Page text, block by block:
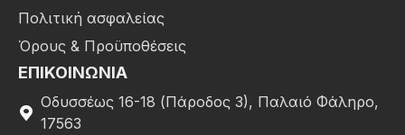
Πολιτική ασφαλείας
Όρους & Προϋποθέσεις
ΕΠΙΚΟΙΝΩΝΙΑ
Οδυσσέως 16-18 (Πάροδος 3), Παλαιό Φάληρο,
17563